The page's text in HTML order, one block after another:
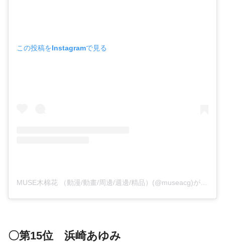
この投稿をInstagramで見る
〇第15位 浜崎あゆみ